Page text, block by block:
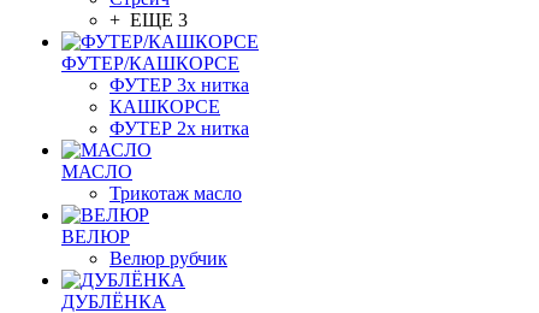
+ ЕЩЕ 3
ФУТЕР/КАШКОРСЕ
ФУТЕР 3х нитка
КАШКОРСЕ
ФУТЕР 2х нитка
МАСЛО
Трикотаж масло
ВЕЛЮР
Велюр рубчик
ДУБЛЁНКА